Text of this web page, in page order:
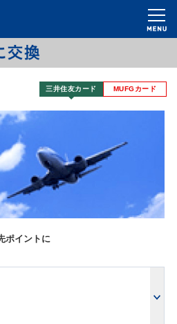
三井住友カード MUFGカード
ポイントに